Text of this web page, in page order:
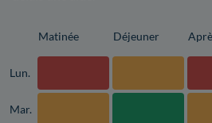
Matinée Déjeuner
Lun.
Mar.